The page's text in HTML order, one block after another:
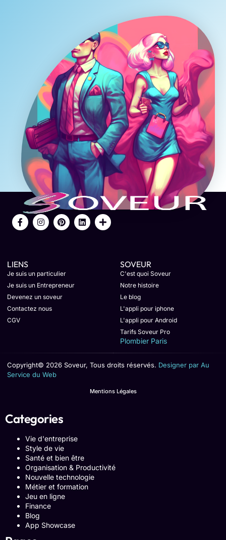
LIENS
Je suis un particulier
Je suis un Entrepreneur
Devenez un soveur
Contactez nous
CGV
SOVEUR
C'est quoi Soveur
Notre histoire
Le blog
L'appli pour iphone
L'appli pour Android
Tarifs Soveur Pro
Plombier Paris
Copyright© 2026 Soveur, Tous droits réservés. Designer par Au
Service du Web
Mentions Légales
Categories
Vie d'entreprise
Style de vie
Santé et bien être
Organisation & Productivité
Nouvelle technologie
Métier et formation
Jeu en ligne
Finance
Blog
App Showcase